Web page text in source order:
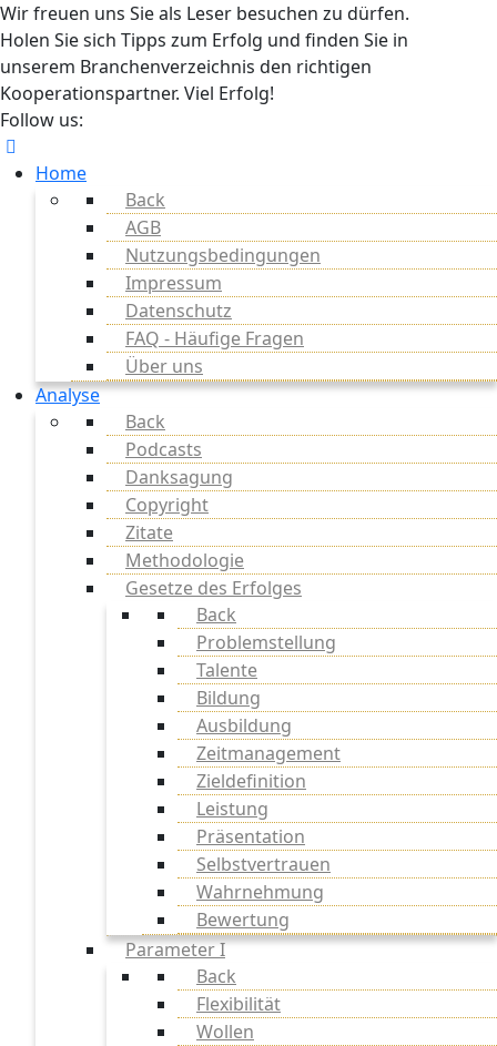
Wir freuen uns Sie als Leser besuchen zu dürfen.
Holen Sie sich Tipps zum Erfolg und finden Sie in
unserem Branchenverzeichnis den richtigen
Kooperationspartner. Viel Erfolg!
Follow us:
Home
Back
AGB
Nutzungsbedingungen
Impressum
Datenschutz
FAQ - Häufige Fragen
Über uns
Analyse
Back
Podcasts
Danksagung
Copyright
Zitate
Methodologie
Gesetze des Erfolges
Back
Problemstellung
Talente
Bildung
Ausbildung
Zeitmanagement
Zieldefinition
Leistung
Präsentation
Selbstvertrauen
Wahrnehmung
Bewertung
Parameter I
Back
Flexibilität
Wollen